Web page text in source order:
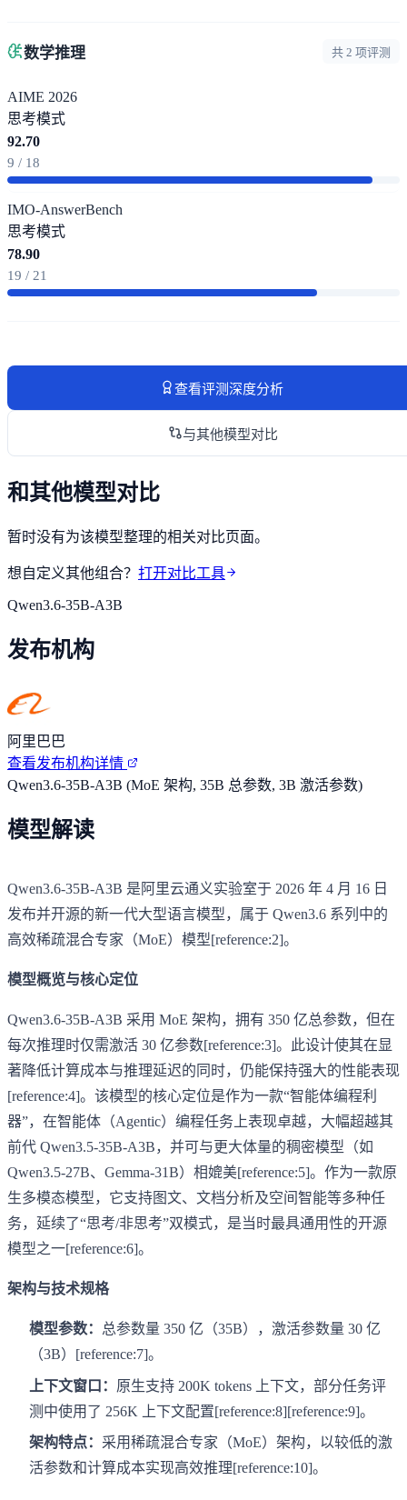
数学推理 共 2 项评测
AIME 2026
思考模式
92.70
9 / 18
IMO-AnswerBench
思考模式
78.90
19 / 21
查看评测深度分析
与其他模型对比
和其他模型对比
暂时没有为该模型整理的相关对比页面。
想自定义其他组合？ 打开对比工具
Qwen3.6-35B-A3B
发布机构
阿里巴巴
查看发布机构详情
Qwen3.6-35B-A3B (MoE 架构, 35B 总参数, 3B 激活参数)
模型解读
Qwen3.6-35B-A3B 是阿里云通义实验室于 2026 年 4 月 16 日
发布并开源的新一代大型语言模型，属于 Qwen3.6 系列中的
高效稀疏混合专家（MoE）模型[reference:2]。
模型概览与核心定位
Qwen3.6-35B-A3B 采用 MoE 架构，拥有 350 亿总参数，但在
每次推理时仅需激活 30 亿参数[reference:3]。此设计使其在显
著降低计算成本与推理延迟的同时，仍能保持强大的性能表现
[reference:4]。该模型的核心定位是作为一款“智能体编程利
器”，在智能体（Agentic）编程任务上表现卓越，大幅超越其
前代 Qwen3.5-35B-A3B，并可与更大体量的稠密模型（如
Qwen3.5-27B、Gemma-31B）相媲美[reference:5]。作为一款原
生多模态模型，它支持图文、文档分析及空间智能等多种任
务，延续了“思考/非思考”双模式，是当时最具通用性的开源
模型之一[reference:6]。
架构与技术规格
模型参数： 总参数量 350 亿（35B），激活参数量 30 亿
（3B）[reference:7]。
上下文窗口： 原生支持 200K tokens 上下文，部分任务评
测中使用了 256K 上下文配置[reference:8][reference:9]。
架构特点： 采用稀疏混合专家（MoE）架构，以较低的激
活参数和计算成本实现高效推理[reference:10]。